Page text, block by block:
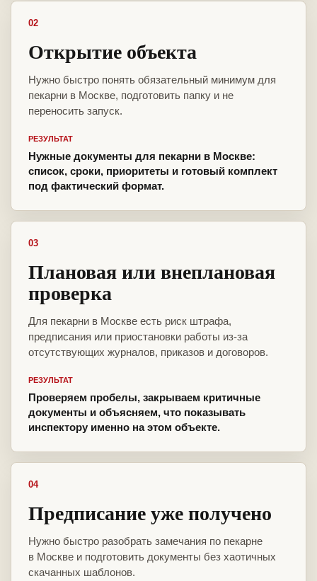
02
Открытие объекта
Нужно быстро понять обязательный минимум для
пекарни в Москве, подготовить папку и не
переносить запуск.
РЕЗУЛЬТАТ
Нужные документы для пекарни в Москве:
список, сроки, приоритеты и готовый комплект
под фактический формат.
03
Плановая или внеплановая
проверка
Для пекарни в Москве есть риск штрафа,
предписания или приостановки работы из-за
отсутствующих журналов, приказов и договоров.
РЕЗУЛЬТАТ
Проверяем пробелы, закрываем критичные
документы и объясняем, что показывать
инспектору именно на этом объекте.
04
Предписание уже получено
Нужно быстро разобрать замечания по пекарне
в Москве и подготовить документы без хаотичных
скачанных шаблонов.